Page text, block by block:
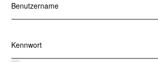
Benutzername
Kennwort